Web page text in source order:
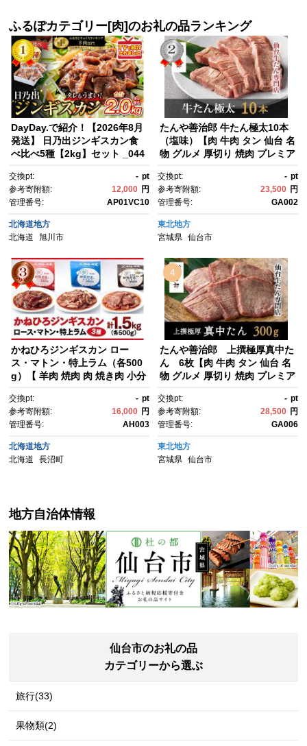
ふるぽカテゴリー[肉]のお礼の品ランキング
DayDay.で紹介！【2026年8月
発送】 日乃出ジンギスカン食
べ比べ5種【2kg】セット _044
交換pt: - pt
参考寄附額:
12,000 円
管理番号:
AP01VC10
北海道地方
北海道
旭川市
たんや善治郎 牛たん極太10本
（塩味）【肉 牛肉 タン 仙台 名
物 グルメ 厚切り 焼肉 プレミア
らかい 食品 人気 ギフト 風味豊
か 旨味 冷凍保存 焼き方簡単 食
べ比べ 高級 贅沢 牛タン に
く お肉 BBQ キャンプ アウト
ドア 美味しい 仙台牛タン 厚
切 おすすめ 宮城 冷凍牛タン ぎ
ゅうたん お取り寄せ グルメ 有
名 牛たん】
交換pt: - pt
参考寄附額:
23,500 円
管理番号:
GA002
東北地方
宮城県 仙台市
かねひろジンギスカン ロー
ス・マトン・特上ラム（各500
g）【 羊肉 焼肉 肉 焼き肉 小分
ス お肉 やきにく ラム肉 高評
価 大容量 ランキング おすす
め 大人気 詰合せ 詰め合わせ タ
レ 味付け 小分け 個包装 人
気 食べくらべ 長沼町 BBQ バ
ーベキュー 簡単調理 冷凍 北海
交換pt: - pt
参考寄附額:
16,000 円
管理番号:
AH003
北海道地方
北海道
長沼町
4
たんや善治郎 上撰極厚真中た
ん 6枚【肉 牛肉 タン 仙台 名
物 グルメ 厚切り 焼肉 プレミア
らかい 食品 人気 ギフト 風味豊
か 旨味 冷凍保存 焼き方簡単 食
べ比べ 高級 贅沢 牛タン に
く お肉 BBQ キャンプ アウト
ドア 美味しい 仙台牛タン 厚
切 おすすめ 宮城 冷凍牛タン ぎ
交換pt: - pt
参考寄附額:
28,500 円
管理番号:
GA006
東北地方
宮城県 仙台市
地方自治体情報
仙台市のお礼の品
カテゴリーから選ぶ
旅行(33)
果物類(2)